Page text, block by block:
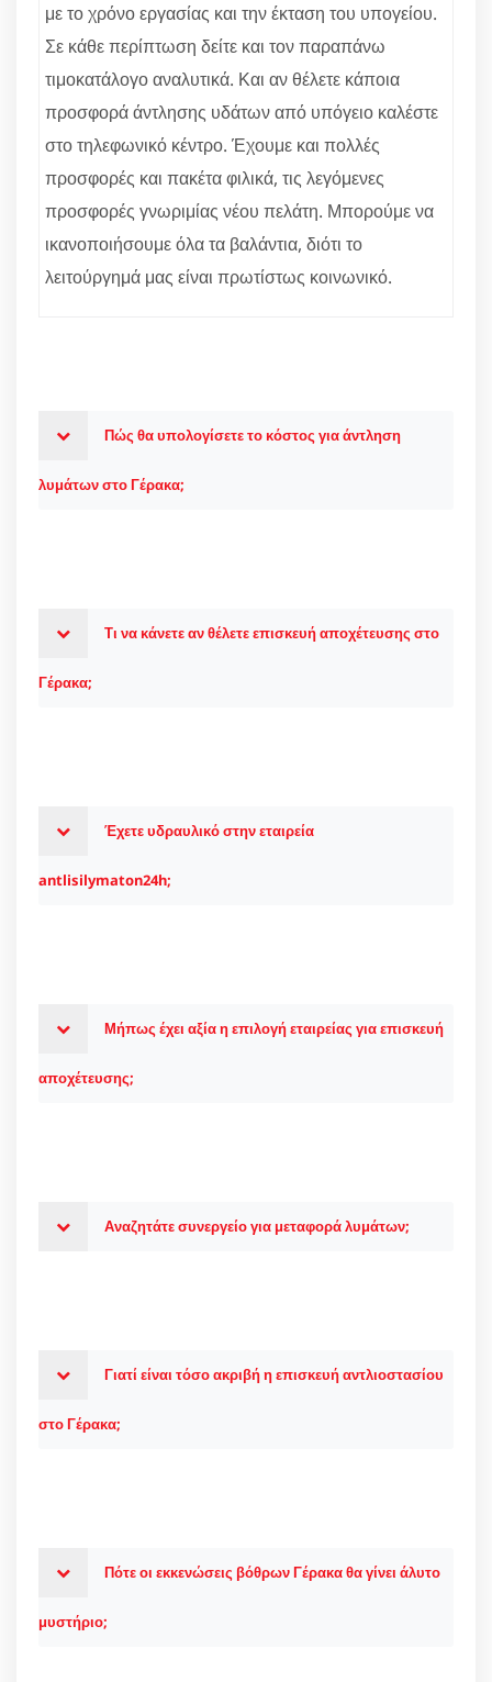
με το χρόνο εργασίας και την έκταση του υπογείου.
Σε κάθε περίπτωση δείτε και τον παραπάνω
τιμοκατάλογο αναλυτικά. Και αν θέλετε κάποια
προσφορά άντλησης υδάτων από υπόγειο καλέστε
στο τηλεφωνικό κέντρο. Έχουμε και πολλές
προσφορές και πακέτα φιλικά, τις λεγόμενες
προσφορές γνωριμίας νέου πελάτη. Μπορούμε να
ικανοποιήσουμε όλα τα βαλάντια, διότι το
λειτούργημά μας είναι πρωτίστως κοινωνικό.
Πώς θα υπολογίσετε το κόστος για άντληση
λυμάτων στο Γέρακα;
Τι να κάνετε αν θέλετε επισκευή αποχέτευσης στο
Γέρακα;
Έχετε υδραυλικό στην εταιρεία
antlisilymaton24h;
Μήπως έχει αξία η επιλογή εταιρείας για επισκευή
αποχέτευσης;
Αναζητάτε συνεργείο για μεταφορά λυμάτων;
Γιατί είναι τόσο ακριβή η επισκευή αντλιοστασίου
στο Γέρακα;
Πότε οι εκκενώσεις βόθρων Γέρακα θα γίνει άλυτο
μυστήριο;